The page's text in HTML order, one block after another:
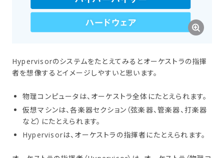
Hypervisorのシステムをたとえてみるとオーケストラの指揮
者を想像するとイメージしやすいと思います。
物理コンピュータは、オーケストラ全体にたとえられます。
仮想マシンは、各楽器セクション（弦楽器、管楽器、打楽器
など）にたとえられます。
Hypervisorは、オーケストラの指揮者にたとえられます。